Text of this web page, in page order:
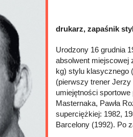
drukarz, zapaśnik
Urodzony 16 grudnia
absolwent miejscowej
kg) stylu klasycznego
(pierwszy trener Jerzy
umiejętności
Masternaka, Pawła
superciężkiej: 1982,
Barcelony (1992). Po